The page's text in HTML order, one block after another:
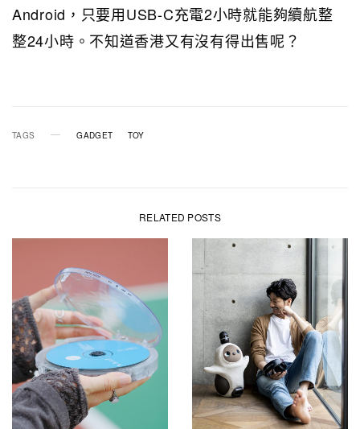
Android，只要用USB-C充電2小時就能夠續航整
整24小時。不知道香港又有沒有得出售呢？
TAGS GADGET TOY
RELATED POSTS